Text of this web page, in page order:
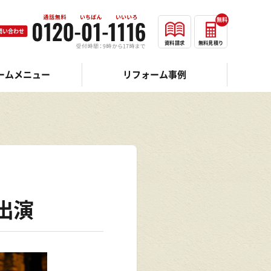
ムメニュー リフォーム事例
い合わせ
資料請求 無料見積り
無料
演